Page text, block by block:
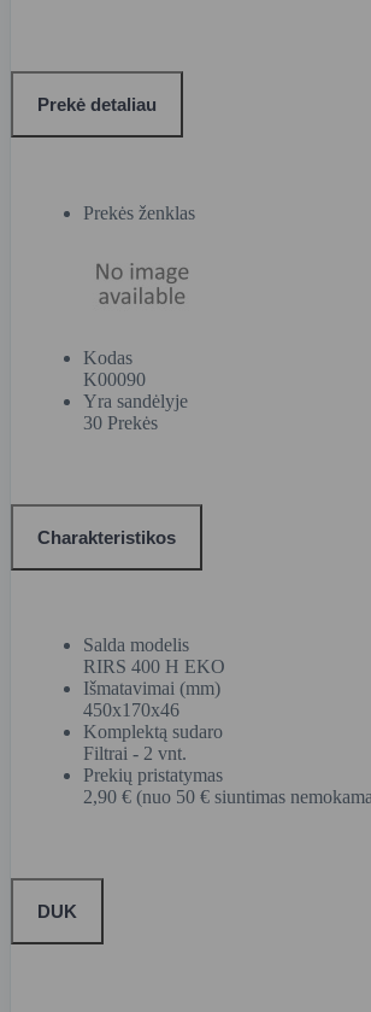
Prekė detaliau
Prekės ženklas
Kodas
K00090
Yra sandėlyje
30 Prekės
Charakteristikos
Salda modelis
RIRS 400 H EKO
Išmatavimai (mm)
450x170x46
Komplektą sudaro
Filtrai - 2 vnt.
Prekių pristatymas
2,90 € (nuo 50 € siuntimas
DUK